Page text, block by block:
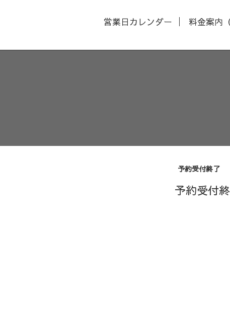
営業日カレンダー 料金案内
予約受付終了
予約受付